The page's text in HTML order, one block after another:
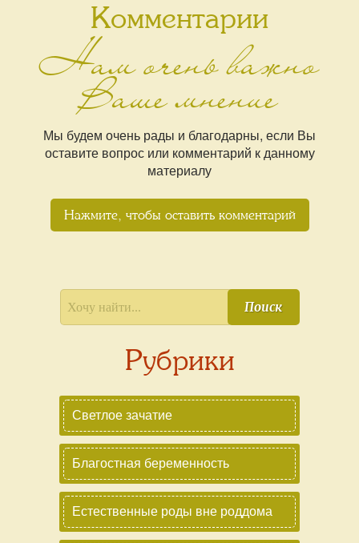
Комментарии
Нам очень важно
Ваше мнение
Мы будем очень рады и благодарны, если Вы
оставите вопрос или комментарий к данному
материалу
Нажмите, чтобы оставить комментарий
Поиск
Рубрики
Светлое зачатие
Благостная беременность
Естественные роды вне роддома